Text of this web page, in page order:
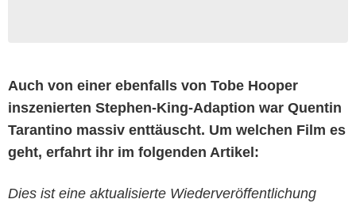
Auch von einer ebenfalls von Tobe Hooper
inszenierten Stephen-King-Adaption war Quentin
Tarantino massiv enttäuscht. Um welchen Film es
geht, erfahrt ihr im folgenden Artikel:
Dies ist eine aktualisierte Wiederveröffentlichung